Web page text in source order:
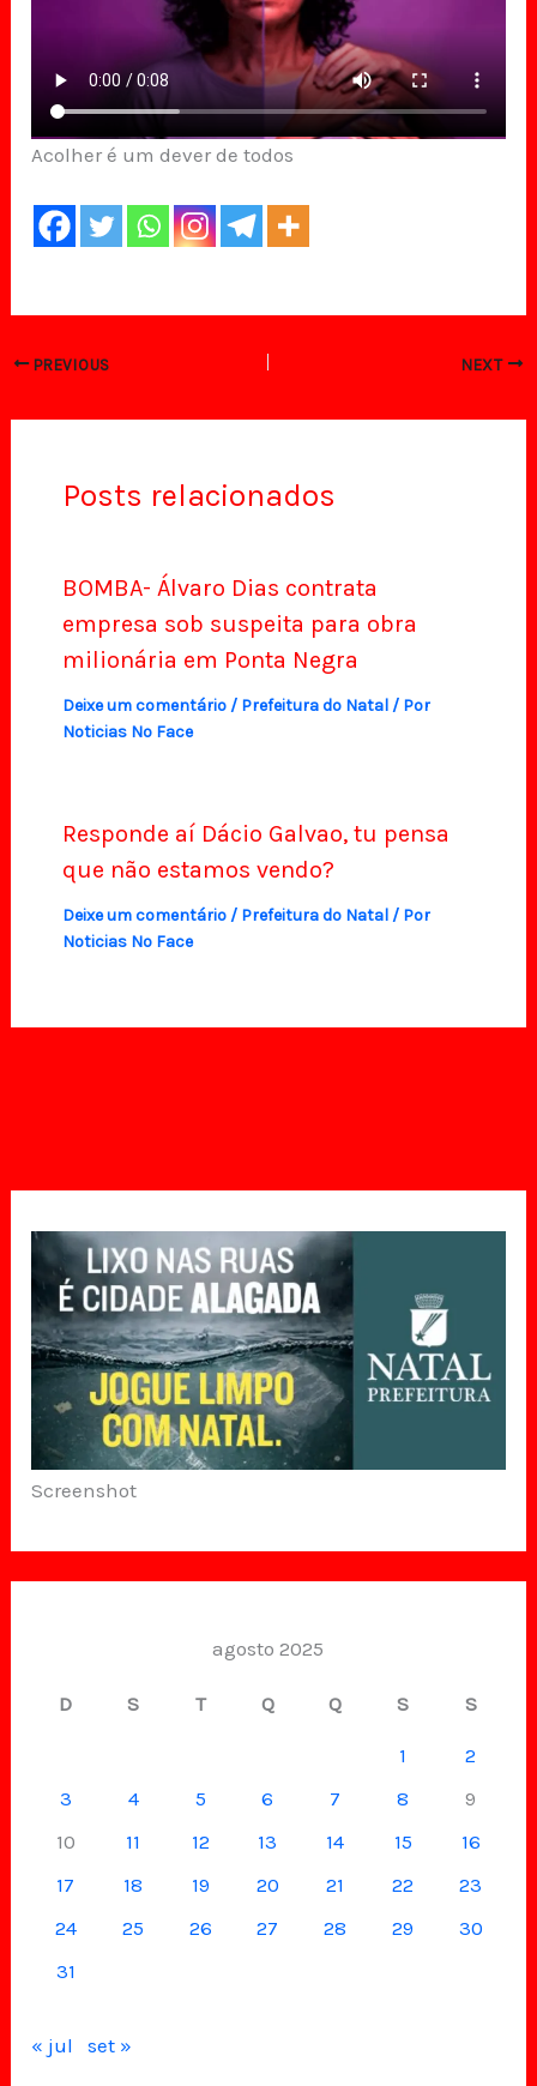
Screenshot
agosto 2025
D S T Q Q S S
1
2
3
4 5 6 7 8
9
10
11 12 13 14 15
16
17
18 19 20 21 22
23
24
25 26 27 28 29
30
31
« jul set »
Acolher é um dever de todos
PREVIOUS NEXT
Posts relacionados
BOMBA- Álvaro Dias contrata
empresa sob suspeita para obra
milionária em Ponta Negra
Deixe um comentário / Prefeitura do Natal/ Por
Noticias No Face
Responde aí Dácio Galvao, tu pensa
que não estamos vendo?
Deixe um comentário / Prefeitura do Natal/ Por
Noticias No Face